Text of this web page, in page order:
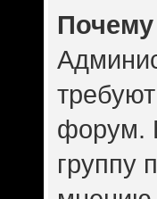
форум.
группу